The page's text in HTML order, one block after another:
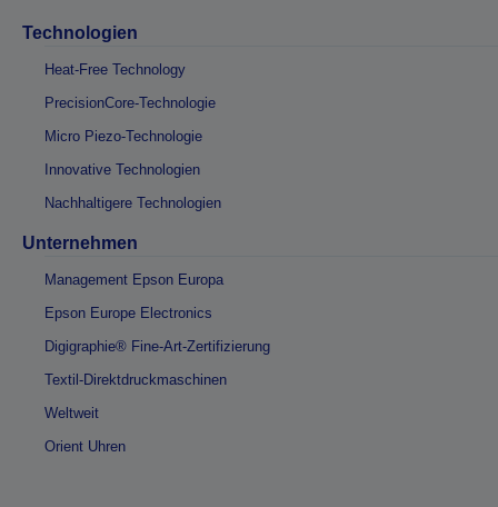
Technologien
Heat-Free Technology
PrecisionCore-Technologie
Micro Piezo-Technologie
Innovative Technologien
Nachhaltigere Technologien
Unternehmen
Management Epson Europa
Epson Europe Electronics
Digigraphie® Fine-Art-Zertifizierung
Textil-Direktdruckmaschinen
Weltweit
Orient Uhren